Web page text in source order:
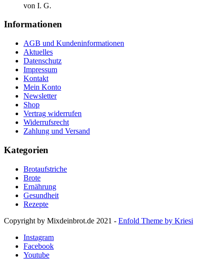
von I. G.
Informationen
AGB und Kundeninformationen
Aktuelles
Datenschutz
Impressum
Kontakt
Mein Konto
Newsletter
Shop
Vertrag widerrufen
Widerrufsrecht
Zahlung und Versand
Kategorien
Brotaufstriche
Brote
Ernährung
Gesundheit
Rezepte
Copyright by Mixdeinbrot.de 2021 - Enfold Theme by Kriesi
Instagram
Facebook
Youtube